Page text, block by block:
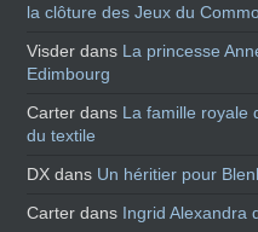
la clôture des Jeux du
Visder dans La princesse
Edimbourg
Carter dans La famille royale
du textile
DX dans Un héritier pour
Carter dans Ingrid Alexandra